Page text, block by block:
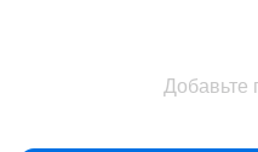
Добавьте